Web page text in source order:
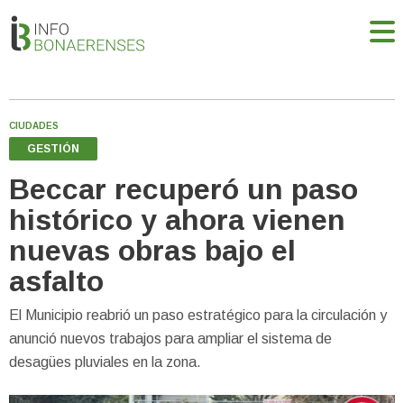
CIUDADES
GESTIÓN
Beccar recuperó un paso
histórico y ahora vienen
nuevas obras bajo el
asfalto
El Municipio reabrió un paso estratégico para la circulación y
anunció nuevos trabajos para ampliar el sistema de
desagües pluviales en la zona.